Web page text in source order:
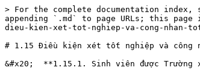
> For the complete documentation
appending `.md` to page URLs; this
dieu-kien-xet-tot-nghiep-va-cong-nhan-
# 1.15 Điều kiện xét tốt nghiệp và công
&#x20;  **1.15.1. Sinh viên được